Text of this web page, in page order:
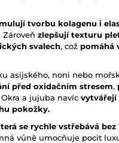
tvorbu kolagenu i
Zároveň zlepšují texturu
svalech, což pomáhá
asijského, noni nebo
před oxidačním stresem,
a jujuba navíc vytvářejí
pokožky.
se rychle vstřebává
vůně umocňuje pocit